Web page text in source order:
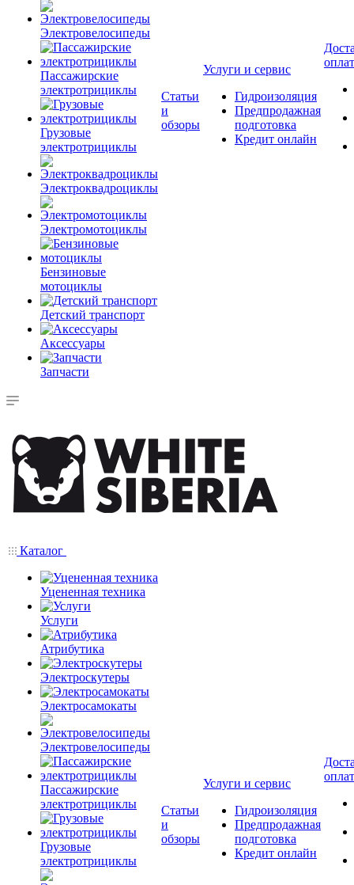
Электровелосипеды
Пассажирские
электротрициклы
Грузовые
электротрициклы
Электроквадроциклы
Электромотоциклы
Бензиновые
мотоциклы
Детский транспорт
Аксессуары
Запчасти
Статьи
и
обзоры
Услуги и сервис
Гидроизоляция
Предпродажная
подготовка
Кредит онлайн
Каталог
Уцененная техника
Услуги
Атрибутика
Электроскутеры
Электросамокаты
Электровелосипеды
Пассажирские
электротрициклы
Грузовые
электротрициклы
Статьи
и
обзоры
Услуги и сервис
Гидроизоляция
Предпродажная
подготовка
Кредит онлайн